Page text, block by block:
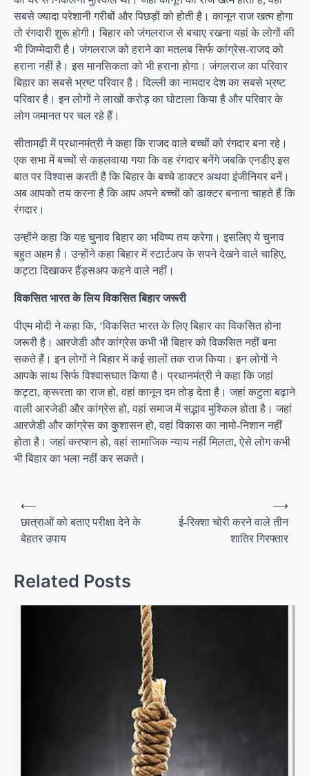
सबसे ज्यादा परेशानी गरीबों और पिछड़ों को होती है। कानून राज खत्म होगा
तो रंगदारी शुरू होगी। बिहार को जंगलराज से बचाए रखना यहां के लोगों की
भी जिम्मेदारी है। जंगलराज को हराने का मतलब सिर्फ कांग्रेस-राजद को
हराना नहीं है। इस मानसिकता को भी हराना होगा। जंगलराज का परिवार
बिहार का सबसे भ्रष्ट परिवार है। दिल्ली का नामदार देश का सबसे भ्रष्ट
परिवार है। इन लोगों ने लाखों करोड़ का घोटाला किया है और परिवार के
लोग जमानत पर चल रहे हैं।
सीतामढ़ी में प्रधानमंत्री ने कहा कि राजद वाले बच्चों को रंगदार बना रहे।
एक सभा में बच्चों से कहलवाया गया कि वह रंगदार बनेंगे जबकि एनडीए इस
बात पर विश्वास करती है कि बिहार के बच्चे डाक्टर अथवा इंजीनियर बनें।
अब आपको तय करना है कि आप अपने बच्चों को डाक्टर बनाना चाहते हैं कि
रंगदार।
उन्होंने कहा कि यह चुनाव बिहार का भविष्य तय करेगा। इसलिए ये चुनाव
बहुत अहम है। उन्होंने कहा बिहार में स्टार्टअप के सपने देखने वाले चाहिए,
कट्टा दिखाकर हैंड्सअप कहने वाले नहीं।
विकसित भारत के लिय विकसित बिहार जरूरी
पीएम मोदी ने कहा कि, ‘विकसित भारत के लिए बिहार का विकसित होना
जरूरी है। आरजेडी और कांग्रेस कभी भी बिहार को विकसित नहीं बना
सकते हैं। इन लोगों ने बिहार में कई सालों तक राज किया। इन लोगों ने
आपके साथ सिर्फ विश्वासघात किया है। प्रधानमंत्री ने कहा कि जहां
कट्टा, क्रूरता का राज हो, वहां कानून दम तोड़ देता है। जहां कटुता बढ़ाने
वाली आरजेडी और कांग्रेस हो, वहां समाज में सद्भाव मुश्किल होता है। जहां
आरजेडी और कांग्रेस का कुशासन हो, वहां विकास का नामो-निशान नहीं
होता है। जहां करप्शन हो, वहां सामाजिक न्याय नहीं मिलता, ऐसे लोग कभी
भी बिहार का भला नहीं कर सकते।
o
n
⟵
छात्राओं को बताए परीक्षा देने के
बेहतर उपाय
ई-रिक्शा चोरी करने वाले तीन
शातिर गिरफ्तार
⟶
Related Posts